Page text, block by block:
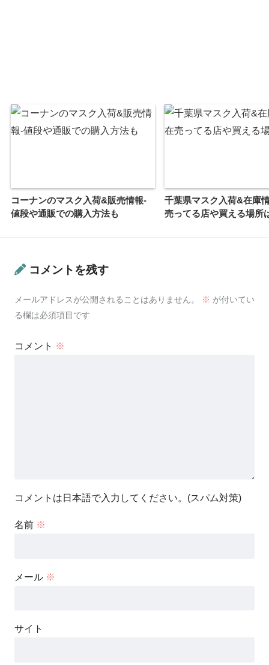
コーナンのマスク入荷&販売情報-
値段や通販での購入方法も
千葉県マスク入荷&在庫
売ってる店や買える場所
コメントを残す
メールアドレスが公開されることはありません。 ※ が付いてい
る欄は必須項目です
コメント ※
コメントは日本語で入力してください。(スパム対策)
名前 ※
メール ※
サイト